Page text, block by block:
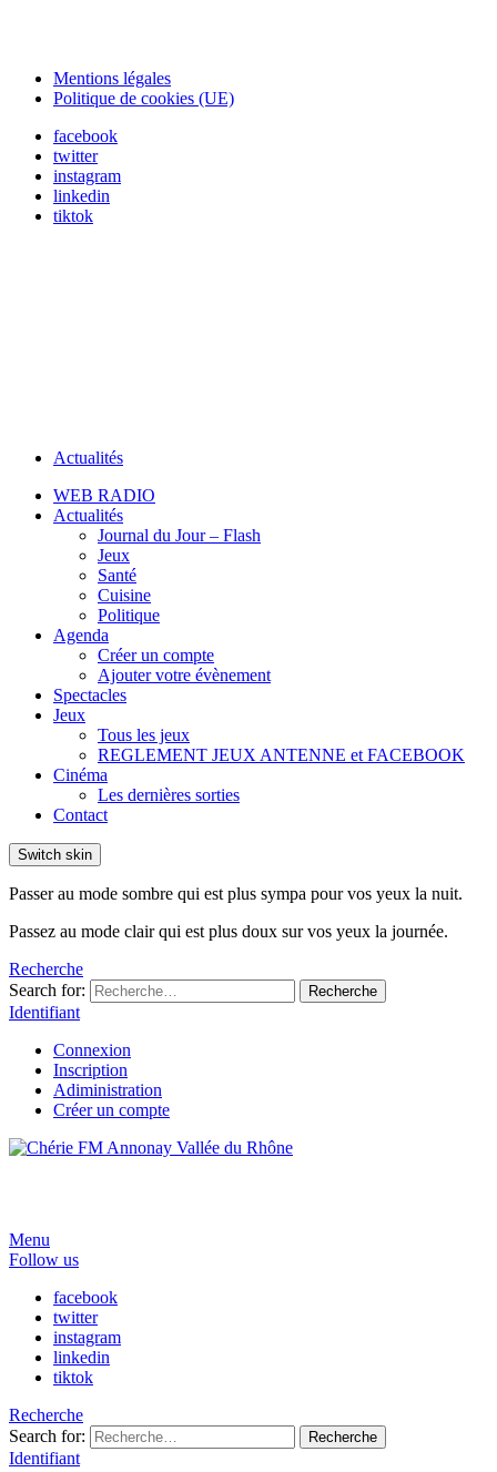
Mentions légales
Politique de cookies (UE)
facebook
twitter
instagram
linkedin
tiktok
Actualités
WEB RADIO
Actualités
Journal du Jour – Flash
Jeux
Santé
Cuisine
Politique
Agenda
Créer un compte
Ajouter votre évènement
Spectacles
Jeux
Tous les jeux
REGLEMENT JEUX ANTENNE et FACEBOOK
Cinéma
Les dernières sorties
Contact
Switch skin
Passer au mode sombre qui est plus sympa pour vos yeux la nuit.
Passez au mode clair qui est plus doux sur vos yeux la journée.
Recherche
Search for:
Recherche
Identifiant
Connexion
Inscription
Adiministration
Créer un compte
Menu
Follow us
facebook
twitter
instagram
linkedin
tiktok
Recherche
Search for:
Recherche
Identifiant